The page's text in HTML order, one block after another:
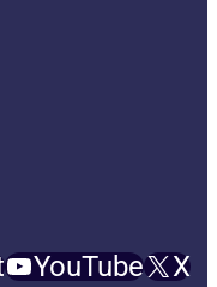
YouTube X